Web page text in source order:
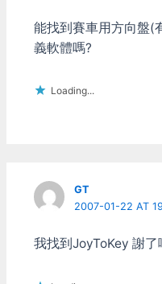
能找到賽車用方向盤(
義軟體嗎?
Loading...
GT
2007-01-22 AT
我找到JoyToKey 謝了